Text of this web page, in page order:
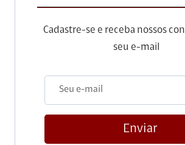
Cadastre-se e receba nossos
seu e-mail
Enviar